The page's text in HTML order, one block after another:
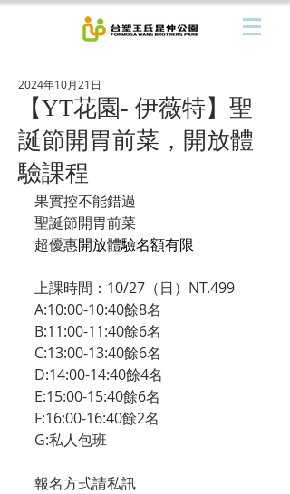
【YT花園- 伊薇特】聖
誕節開胃前菜，開放體
驗課程
2024年10月21日
果實控不能錯過
聖誕節開胃前菜
超優惠開放體驗名額有限
上課時間：10/27（日）NT.499
A:10:00-10:40餘8名
B:11:00-11:40餘6名
C:13:00-13:40餘6名
D:14:00-14:40餘4名
E:15:00-15:40餘6名
F:16:00-16:40餘2名
G:私人包班
報名方式請私訊